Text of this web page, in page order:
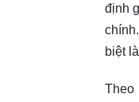
định
biệt
Theo